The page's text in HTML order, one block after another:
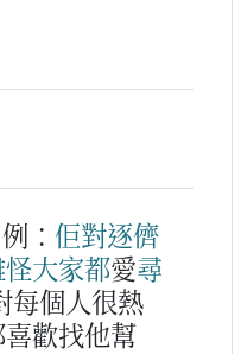
例： 佢對逐儕
大家都愛尋
每個人很熱
歡找他幫